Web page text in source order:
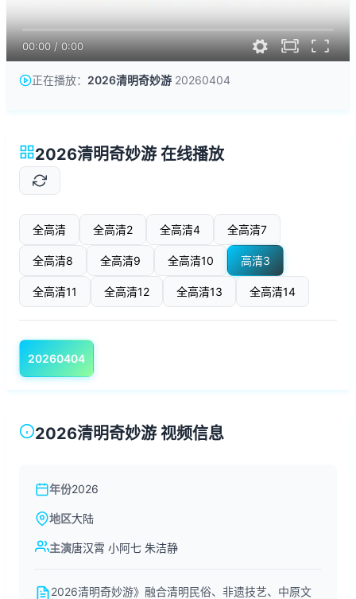
00:00/0:00
正在播放： 2026清明奇妙游 20260404
2026清明奇妙游 在线播放
全高清 全高清2 全高清4 全高清7
全高清8 全高清9 全高清10 高清3
全高清11 全高清12 全高清13 全高清14
20260404
2026清明奇妙游 视频信息
年份2026
地区大陆
主演唐汉霄 小阿七 朱洁静
2026清明奇妙游》融合清明民俗、非遗技艺、中原文